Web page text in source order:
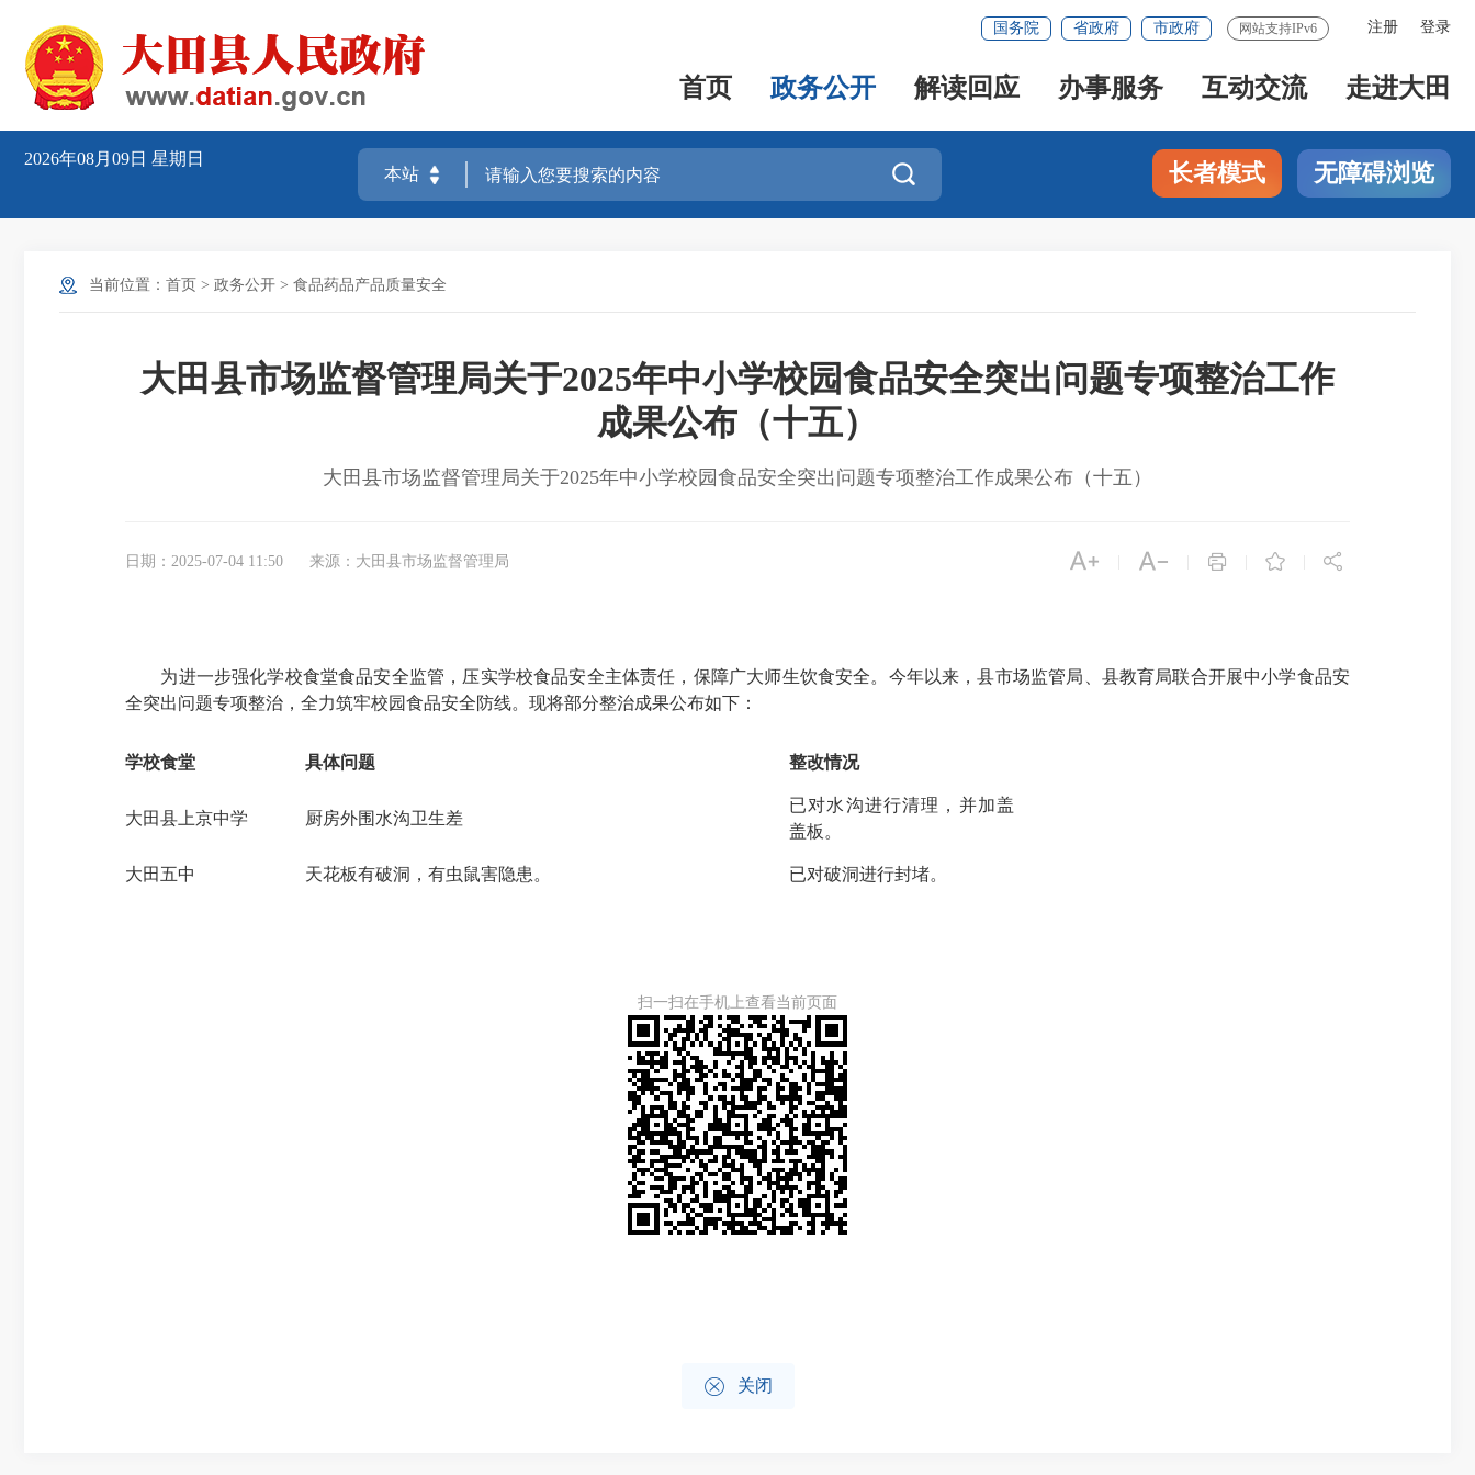
注册 登录
国务院 省政府 市政府 网站支持IPv6
首页 政务公开 解读回应 办事服务 互动交流 走进大田
2026年08月09日 星期日
 长者模式 无障碍浏览
当前位置： 首页 > 政务公开 > 食品药品产品质量安全
大田县市场监督管理局关于2025年中小学校园食品安全突出问题专项整治工作
成果公布（十五）
大田县市场监督管理局关于2025年中小学校园食品安全突出问题专项整治工作成果公布（十五）
日期：2025-07-04 11:50 来源：大田县市场监督管理局     
为进一步强化学校食堂食品安全监管，压实学校食品安全主体责任，保障广大师生饮食安全。今年以来，县市场监管局、县教育局联合开展中小学食品安
全突出问题专项整治，全力筑牢校园食品安全防线。现将部分整治成果公布如下：
学校食堂 具体问题 整改情况
大田县上京中学 厨房外围水沟卫生差
已对水沟进行清理，并加盖
盖板。
大田五中 天花板有破洞，有虫鼠害隐患。 已对破洞进行封堵。
扫一扫在手机上查看当前页面
 关闭